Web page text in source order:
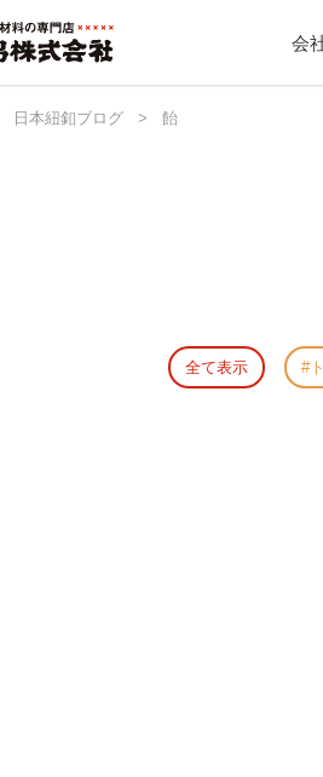
会
日本紐釦ブログ > 飴
全て表示